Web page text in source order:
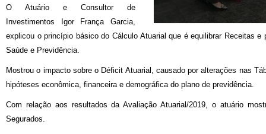
O Atuário e Consultor de
Investimentos Igor França Garcia,
explicou o princípio básico do Cálculo Atuarial que é equilibrar Receitas
Saúde e Previdência.
Mostrou o impacto sobre o Déficit Atuarial, causado por alterações nas
hipóteses econômica, financeira e demográfica do plano de previdência.
Com relação aos resultados da Avaliação Atuarial/2019, o atuário
Segurados.